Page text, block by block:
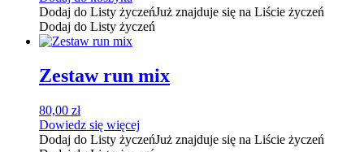
Dodaj do Listy życzeńJuż znajduje się na Liście życzeń
Dodaj do Listy życzeń
Zestaw run mix
80,00 zł
Dowiedz się więcej
Dodaj do Listy życzeńJuż znajduje się na Liście życzeń